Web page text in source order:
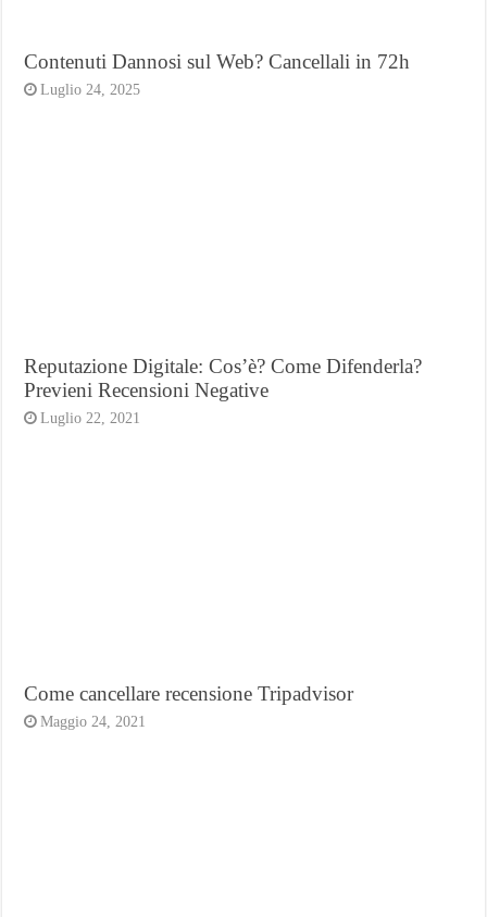
Contenuti Dannosi sul Web? Cancellali in 72h
Luglio 24, 2025
Reputazione Digitale: Cos’è? Come Difenderla?
Previeni Recensioni Negative
Luglio 22, 2021
Come cancellare recensione Tripadvisor
Maggio 24, 2021